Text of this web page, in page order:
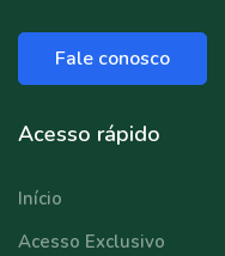
Fale conosco
Acesso rápido
Início
Acesso Exclusivo